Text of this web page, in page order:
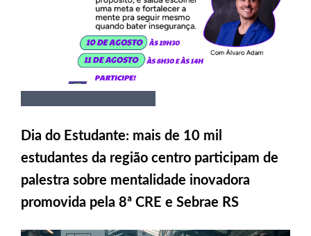
Dia do Estudante: mais de 10 mil
estudantes da região centro participam de
palestra sobre mentalidade inovadora
promovida pela 8ª CRE e Sebrae RS